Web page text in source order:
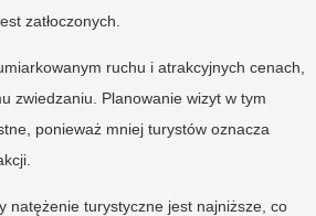
zatłoczonych.
ruchu i atrakcyjnych cenach,
zwiedzaniu. Planowanie wizyt w tym
ponieważ mniej turystów oznacza
natężenie turystyczne jest najniższe, co